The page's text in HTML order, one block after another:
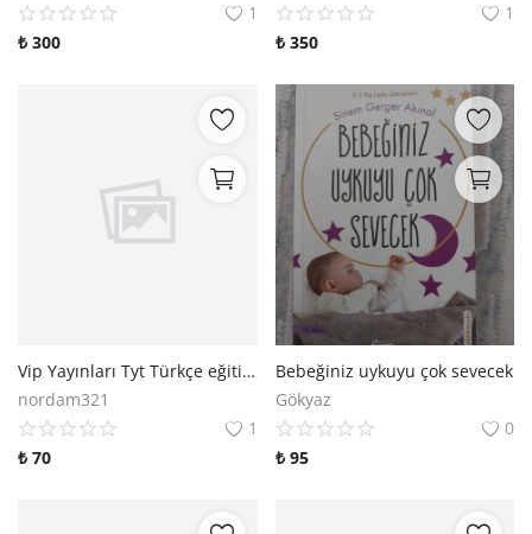
1
₺ 300
1
₺350
Vip Yayınları Tyt Türkçe eğitim seti tyt Türkçe konu anlatım seti 1.kitap
nordam321
1
₺ 70
Bebeğiniz uykuyu çok sevecek
Gökyaz
0
₺95